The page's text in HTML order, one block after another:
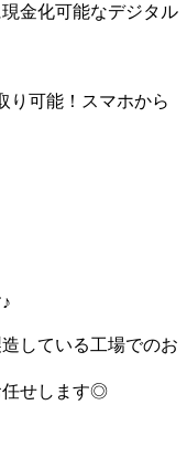
金化可能なデジタル
り可能！スマホから
している工場でのお
任せします◎